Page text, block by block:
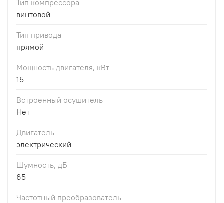
винтовой
Тип привода
прямой
Мощность двигателя, кВт
15
Встроенный осушитель
Нет
Двигатель
электрический
Шумность, дБ
65
Частотный преобразователь